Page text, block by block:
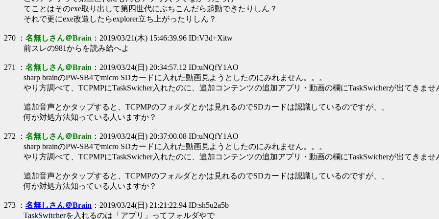
てことはそのexe取り出して第四世代にぶちこんだら起動できたりしん？
それで更にexe改造したらexplorer立ち上がったりしん？
270 ： 名無しさん＠Brain ：2019/03/21(木) 15:46:39.96 ID:V3d+Xitw
前スレの981からを読み給へよ
271 ： 名無しさん＠Brain ：2019/03/24(日) 20:34:57.12 ID:uNQfY1AO
sharp brainのPW-SB4でmicro SDカードに入れた動画見ようとしたのにみれません。。。
やり方調べて、TCPMPにTaskSwicher入れたのに、追加コンテンツの追加アプリ・動画の欄にTaskSwicherが出てきませ
追加音声とかタップすると、TCPMPのフォルダとかは見れるのでSDカードは認識しているのですが、、
何か対処方法知っている人いますか？
272 ： 名無しさん＠Brain ：2019/03/24(日) 20:37:00.08 ID:uNQfY1AO
sharp brainのPW-SB4でmicro SDカードに入れた動画見ようとしたのにみれません。。。
やり方調べて、TCPMPにTaskSwicher入れたのに、追加コンテンツの追加アプリ・動画の欄にTaskSwicherが出てきませ
追加音声とかタップすると、TCPMPのフォルダとかは見れるのでSDカードは認識しているのですが、、
何か対処方法知っている人いますか？
273 ： 名無しさん＠Brain ：2019/03/24(日) 21:21:22.94 ID:sh5u2a5b
TaskSwitcherを入れるのは「アプリ」ってフォルダやで